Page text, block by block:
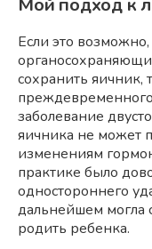
Если это
сохранить
преждевременного
заболевание
яичника не может
изменениям
практике было
одностороннего
дальнейшем могла
родить ребенка.